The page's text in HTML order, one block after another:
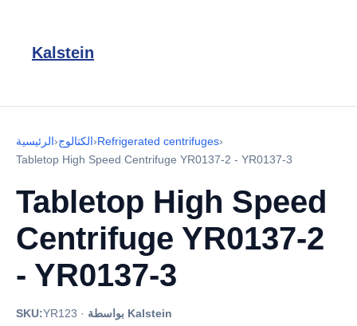
Kalstein
الرئيسية›الكتالوج›Refrigerated centrifuges›
Tabletop High Speed Centrifuge YR0137-2 - YR0137-3
Tabletop High Speed
Centrifuge YR0137-2
- YR0137-3
SKU:YR123 · بواسطة Kalstein